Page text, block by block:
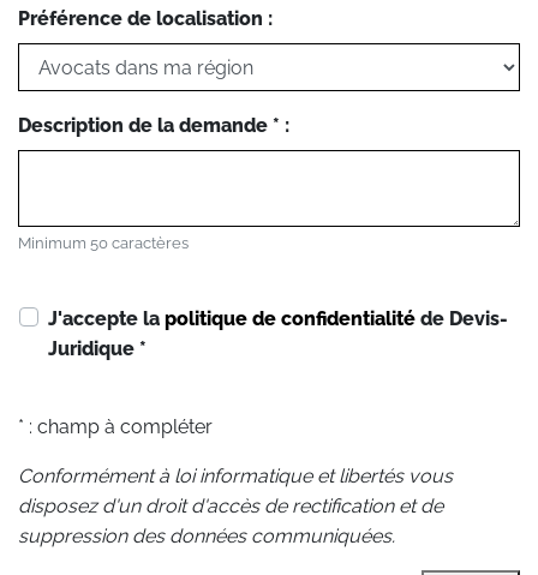
Préférence de localisation :
Description de la demande * :
Minimum 50 caractères
J'accepte la politique de confidentialité de Devis-
Juridique *
* : champ à compléter
Conformément à loi informatique et libertés vous
disposez d'un droit d'accès de rectification et de
suppression des données communiquées.